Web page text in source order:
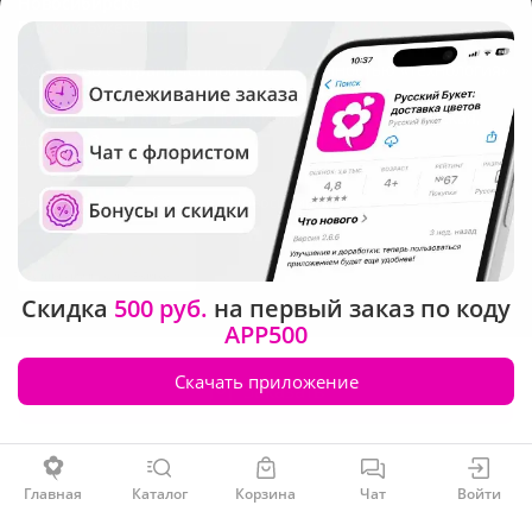
Заказать
Русский Букет, 2026
Общество с ограниченной ответственностью «Технология»
ОГРН: 1195476081745, ИНН: 5410081997
Юридический адрес: г. Новосибирск, ул. Ипподромская,
д.42, оф. 3
Рейтинг Русского букета в г. Новосибирск
Главная Каталог Корзина Чат Войти
Скидка 500 руб. на первый заказ по коду
APP500
Скачать приложение